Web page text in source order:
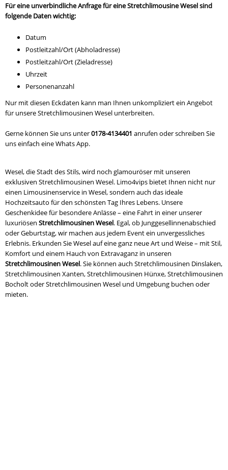
Für eine unverbindliche Anfrage für eine Stretchlimousine Wesel sind
folgende Daten wichtig:
Datum
Postleitzahl/Ort (Abholadresse)
Postleitzahl/Ort (Zieladresse)
Uhrzeit
Personenanzahl
Nur mit diesen Eckdaten kann man Ihnen unkompliziert ein Angebot
für unsere Stretchlimousinen Wesel unterbreiten.
Gerne können Sie uns unter0178-4134401 anrufen oder schreiben Sie
uns einfach eine Whats App.
Wesel, die Stadt des Stils, wird noch glamouröser mit unseren
exklusiven Stretchlimousinen Wesel. Limo4vips bietet Ihnen nicht nur
einen Limousinenservice in Wesel, sondern auch das ideale
Hochzeitsauto für den schönsten Tag Ihres Lebens. Unsere
Geschenkidee für besondere Anlässe – eine Fahrt in einer unserer
luxuriösen Stretchlimousinen Wesel. Egal, ob Junggesellinnenabschied
oder Geburtstag, wir machen aus jedem Event ein unvergessliches
Erlebnis. Erkunden Sie Wesel auf eine ganz neue Art und Weise – mit Stil,
Komfort und einem Hauch von Extravaganz in unseren
Stretchlimousinen Wesel. Sie können auch Stretchlimousinen Dinslaken,
Stretchlimousinen Xanten, Stretchlimousinen Hünxe, Stretchlimousinen
Bocholt oder Stretchlimousinen Wesel und Umgebung buchen oder
mieten.